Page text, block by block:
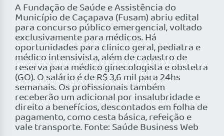
A Fundação de Saúde e Assistência do
Município de Caçapava (Fusam) abriu edital
para concurso público emergencial, voltado
exclusivamente para médicos. Há
oportunidades para clinico geral, pediatra e
médico intensivista, além de cadastro de
reserva para médico ginecologista e obstetra
(GO). O salário é de R$ 3,6 mil para 24hs
semanais. Os profissionais também
receberão um adicional por insalubridade e
direito a benefícios, descontados em folha de
pagamento, como cesta básica, refeição e
vale transporte. Fonte: Saúde Business Web